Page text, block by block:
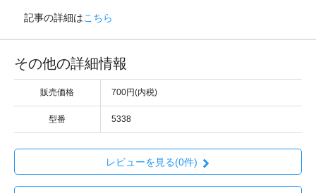
記事の詳細はこちら
その他の詳細情報
販売価格 700円(内税)
型番 5338
レビューを見る(0件)